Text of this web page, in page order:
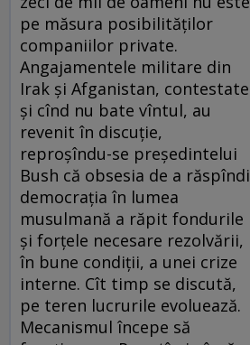
pe măsura posibilităţilor
companiilor private.
Angajamentele militare din
Irak şi Afganistan, contestate
şi cînd nu bate vîntul, au
revenit în discuţie,
reproşîndu-se preşedintelui
Bush că obsesia de a răspîndi
democraţia în lumea
musulmană a răpit fondurile
şi forţele necesare rezolvării,
în bune condiţii, a unei crize
interne. Cît timp se discută,
pe teren lucrurile evoluează.
Mecanismul începe să